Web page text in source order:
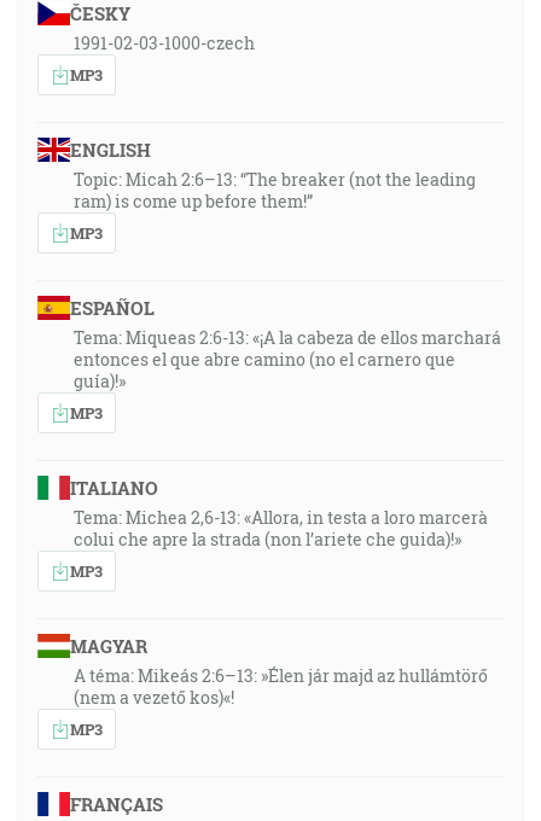
ČESKY
1991-02-03-1000-czech
MP3
ENGLISH
Topic: Micah 2:6–13: “The breaker (not the leading
ram) is come up before them!”
MP3
ESPAÑOL
Tema: Miqueas 2:6-13: «¡A la cabeza de ellos marchará
entonces el que abre camino (no el carnero que
guía)!»
MP3
ITALIANO
Tema: Michea 2,6-13: «Allora, in testa a loro marcerà
colui che apre la strada (non l’ariete che guida)!»
MP3
MAGYAR
A téma: Mikeás 2:6–13: »Élen jár majd az hullámtörő
(nem a vezető kos)«!
MP3
FRANÇAIS